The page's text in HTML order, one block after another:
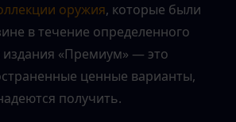
оружия, которые были
в течение определенного
«Премиум» — это
ценные варианты,
получить.